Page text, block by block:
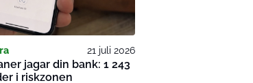
21 juli 2026
jagar din bank: 1 243
i riskzonen